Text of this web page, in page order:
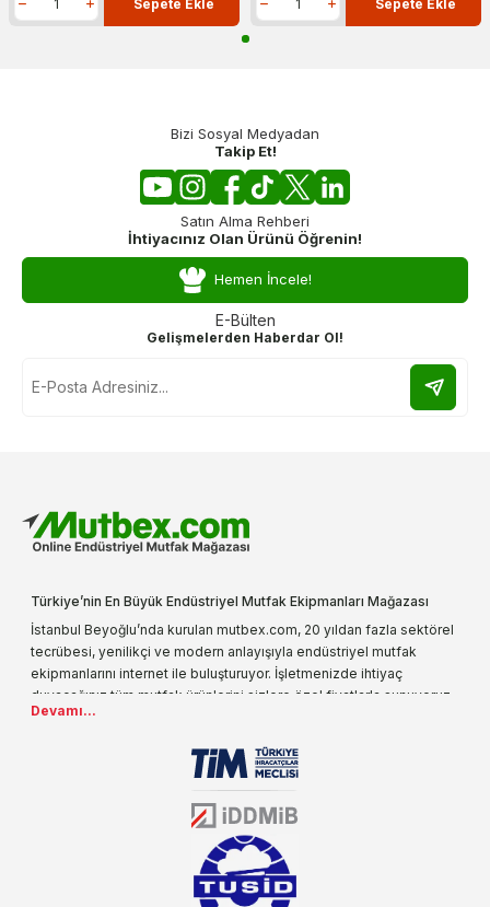
Sepete Ekle Sepete Ekle
Bizi Sosyal Medyadan
Takip Et!
Satın Alma Rehberi
İhtiyacınız Olan Ürünü Öğrenin!
Hemen İncele!
E-Bülten
Gelişmelerden Haberdar Ol!
Türkiye’nin En Büyük Endüstriyel Mutfak Ekipmanları Mağazası
İstanbul Beyoğlu’nda kurulan mutbex.com, 20 yıldan fazla sektörel
tecrübesi, yenilikçi ve modern anlayışıyla endüstriyel mutfak
ekipmanlarını internet ile buluşturuyor. İşletmenizde ihtiyaç
duyacağınız tüm mutfak ürünlerini sizlere özel fiyatlarla sunuyoruz.
Endüstriyel mutfak malzemesi deyince akla gelen ilk adreslerden
sektörün farklı alanlarında da faliyet gösteren mutbex.com,
Öztiryakiler resmi bayisidir. Öztiryakiler ürünleri üzerinde büyük bir
donanıma sahip ekibi ile müşterilerine koşulsuz destek sunan
mutbex.com ile endüstriyel mutfak malzemeleri konusunda
alacağınız hizmet standartların her zaman üstünde olacaktır.
Devamı...